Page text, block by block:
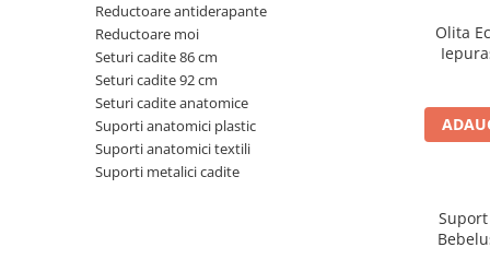
Olite antiderapante muzicale
Olite antiderapante simple
Olite muzicale
Olite simple
Olite tip scaunel muzicale
Olite tip scaunel simple
Reductoare antiderapante
Reductoare moi
Seturi cadite 86 cm
Seturi cadite 92 cm
Seturi cadite anatomice
Suporti anatomici plastic
Suporti anatomici textili
Suporti metalici cadite
Olita
Pliabil,